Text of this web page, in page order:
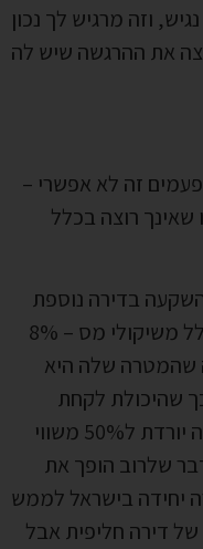
וזה מרגיש לך נכון
את ההרגשה שיש לה
זה לא אפשרי –
רוצה בכלל
בדירה נוספת
בדירה היא בדר”כ לא רעיון טוב בכלל משיקולי מס – 8%
שהמטרה שלה היא
שהיכולת לקחת
משכנתא עבור רכישת דירה 2 ומעלה יורדת ל50% משווי
שלרוב הופך את
יחידה בישראל לממש
דירה חליפית אבל